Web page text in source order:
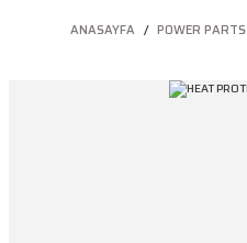
ANASAYFA POWER PARTS